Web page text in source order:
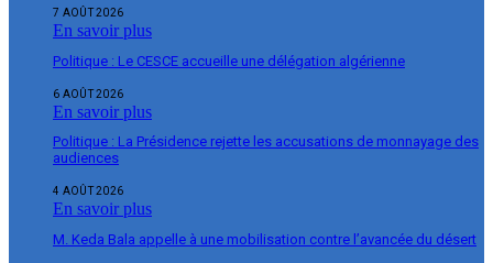
7 AOÛT 2026
En savoir plus
Politique : Le CESCE accueille une délégation algérienne
6 AOÛT 2026
En savoir plus
Politique : La Présidence rejette les accusations de monnayage des
audiences
4 AOÛT 2026
En savoir plus
M. Keda Bala appelle à une mobilisation contre l’avancée du désert